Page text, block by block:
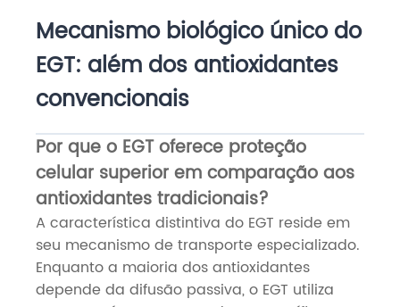
Mecanismo biológico único do
EGT: além dos antioxidantes
convencionais
Por que o EGT oferece proteção
celular superior em comparação aos
antioxidantes tradicionais?
A característica distintiva do EGT reside em
seu mecanismo de transporte especializado.
Enquanto a maioria dos antioxidantes
depende da difusão passiva, o EGT utiliza